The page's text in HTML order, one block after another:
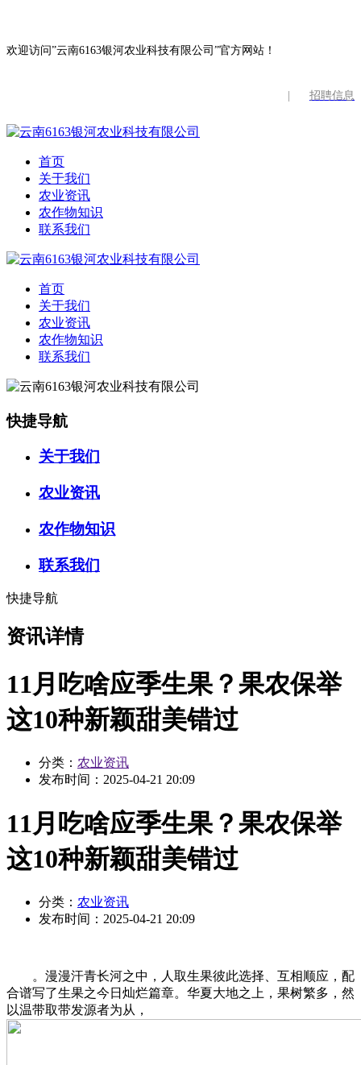
欢迎访问”云南6163银河农业科技有限公司”官方网站！
招聘信息
首页
关于我们
农业资讯
农作物知识
联系我们
首页
关于我们
农业资讯
农作物知识
联系我们
快捷导航
关于我们
农业资讯
农作物知识
联系我们
快捷导航
资讯详情
11月吃啥应季生果？果农保举
这10种新颖甜美错过
分类： 农业资讯
发布时间： 2025-04-21 20:09
11月吃啥应季生果？果农保举
这10种新颖甜美错过
分类： 农业资讯
发布时间： 2025-04-21 20:09
。漫漫汗青长河之中，人取生果彼此选择、互相顺应，配
合谱写了生果之今日灿烂篇章。华夏大地之上，果树繁多，然
以温带取带发源者为从，